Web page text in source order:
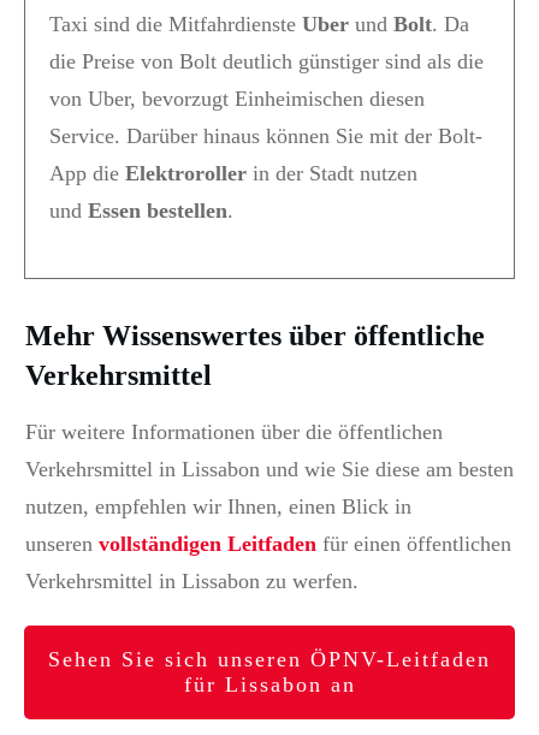
Taxi sind die Mitfahrdienste Uber und Bolt. Da
die Preise von Bolt deutlich günstiger sind als die
von Uber, bevorzugt Einheimischen diesen
Service. Darüber hinaus können Sie mit der Bolt-
App die Elektroroller in der Stadt nutzen
und Essen bestellen.
Mehr Wissenswertes über öffentliche
Verkehrsmittel
Für weitere Informationen über die öffentlichen
Verkehrsmittel in Lissabon und wie Sie diese am besten
nutzen, empfehlen wir Ihnen, einen Blick in
unseren vollständigen Leitfaden für einen öffentlichen
Verkehrsmittel in Lissabon zu werfen.
Sehen Sie sich unseren ÖPNV-Leitfaden
für Lissabon an